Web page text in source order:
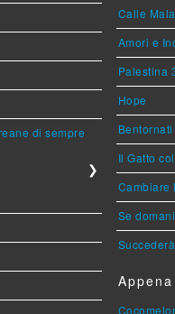
di sempre
❯
Calle
Amori e
Palestina
Hope
Il Gatto
Cambiare
Se